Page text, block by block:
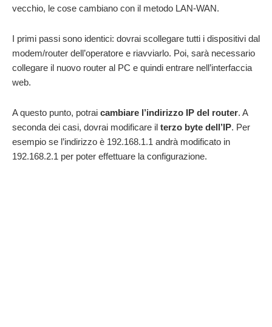
vecchio, le cose cambiano con il metodo LAN-WAN.
I primi passi sono identici: dovrai scollegare tutti i dispositivi dal
modem/router dell’operatore e riavviarlo. Poi, sarà necessario
collegare il nuovo router al PC e quindi entrare nell’interfaccia
web.
A questo punto, potrai cambiare l’indirizzo IP del router. A
seconda dei casi, dovrai modificare il terzo byte dell’IP. Per
esempio se l’indirizzo è 192.168.1.1 andrà modificato in
192.168.2.1 per poter effettuare la configurazione.